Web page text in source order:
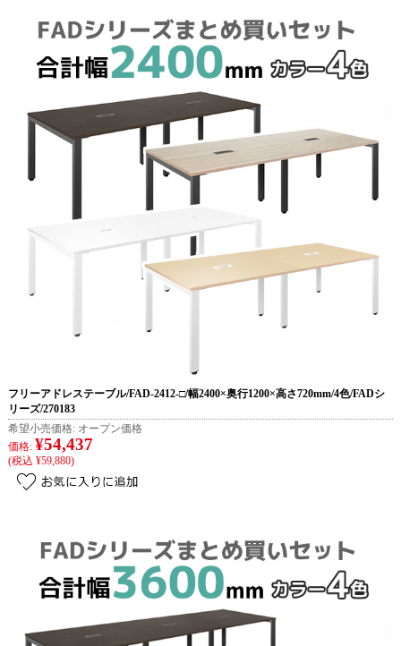
フリーアドレステーブル/FAD-2412-□/幅2400×奥行1200×高さ720mm/4色/FADシ
リーズ/270183
希望小売価格: オープン価格
価格: ¥54,437
(税込 ¥59,880)